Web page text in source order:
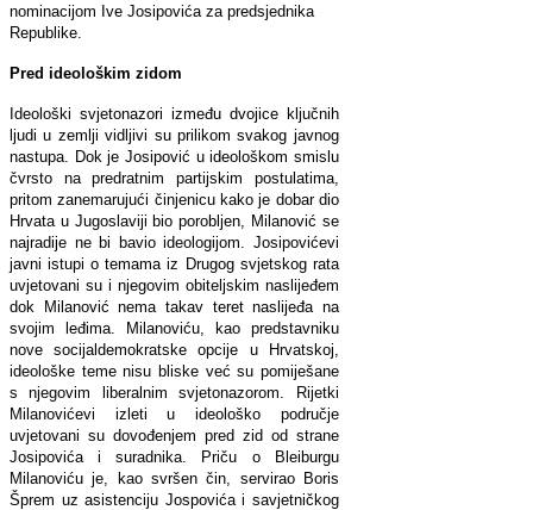
nominacijom Ive Josipovića za predsjednika
Republike.
Pred ideološkim zidom
Ideološki svjetonazori između dvojice ključnih
ljudi u zemlji vidljivi su prilikom svakog javnog
nastupa. Dok je Josipović u ideološkom smislu
čvrsto na predratnim partijskim postulatima,
pritom zanemarujući činjenicu kako je dobar dio
Hrvata u Jugoslaviji bio porobljen, Milanović se
najradije ne bi bavio ideologijom. Josipovićevi
javni istupi o temama iz Drugog svjetskog rata
uvjetovani su i njegovim obiteljskim naslijeđem
dok Milanović nema takav teret naslijeđa na
svojim leđima. Milanoviću, kao predstavniku
nove socijaldemokratske opcije u Hrvatskoj,
ideološke teme nisu bliske već su pomiješane
s njegovim liberalnim svjetonazorom. Rijetki
Milanovićevi izleti u ideološko područje
uvjetovani su dovođenjem pred zid od strane
Josipovića i suradnika. Priču o Bleiburgu
Milanoviću je, kao svršen čin, servirao Boris
Šprem uz asistenciju Jospovića i savjetničkog